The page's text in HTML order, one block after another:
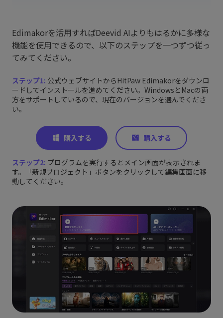
Edimakorを活用すればDeevid AIよりもはるかに多様な
機能を使用できるので、以下のステップを一つずつ従っ
てみてください。
ステップ1: 公式ウェブサイトからHitPaw Edimakorをダウンロ
ードしてインストールを進めてください。WindowsとMacの両
方をサポートしているので、現在のバージョンを選んでくださ
い。
ステップ2: プログラムを実行するとメイン画面が表示されま
す。「新規プロジェクト」ボタンをクリックして編集画面に移
動してください。